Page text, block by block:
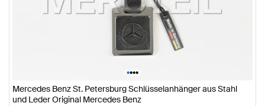
••••
Mercedes Benz St. Petersburg Schlüsselanhänger aus Stahl
und Leder Original Mercedes Benz